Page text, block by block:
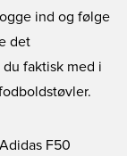
ind og følge
det
faktisk med i
F50